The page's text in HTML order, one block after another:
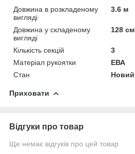
Довжина в розкладеному
вигляді
3.6 м
Довжина у складеному
вигляді
128 см
Кількість секцій
3
Матеріал рукоятки
ЕВА
Стан
Новий
Приховати
Відгуки про товар
Ще немає відгуків про цей товар